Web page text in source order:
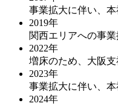
事業拡大に伴い、
2019年
関西エリアへの事
2022年
増床のため、大阪
2023年
事業拡大に伴い、
2024年